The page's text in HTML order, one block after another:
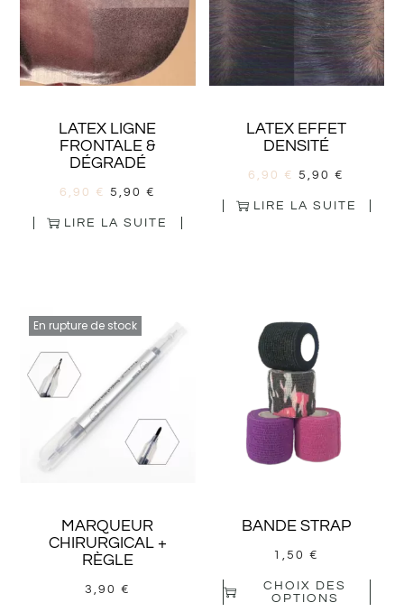
LATEX LIGNE
FRONTALE &
DÉGRADÉ
6,90 € 5,90 €
LIRE LA SUITE
LATEX EFFET
DENSITÉ
6,90 € 5,90€
LIRE LA SUITE
En rupture de stock
MARQUEUR
CHIRURGICAL +
RÈGLE
3,90 €
BANDE STRAP
1,50€
CHOIX DES
OPTIONS